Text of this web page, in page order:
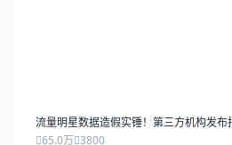
流量明星数据造假实锤！第三方机构发
65.0万 3800